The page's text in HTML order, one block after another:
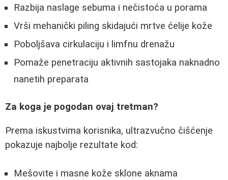
Razbija naslage sebuma i nečistoća u porama
Vrši mehanički piling skidajući mrtve ćelije kože
Poboljšava cirkulaciju i limfnu drenažu
Pomaže penetraciju aktivnih sastojaka naknadno
nanetih preparata
Za koga je pogodan ovaj tretman?
Prema iskustvima korisnika, ultrazvučno čišćenje
pokazuje najbolje rezultate kod:
Mešovite i masne kože sklone aknama